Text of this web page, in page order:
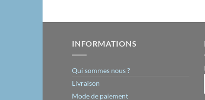
INFORMATIONS
Qui sommes nous ?
Livraison
Mode de paiement